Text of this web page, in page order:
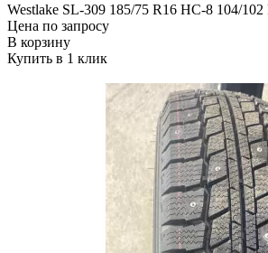
Westlake SL-309 185/75 R16 HC-8 104/
Цена по запросу
В корзину
Купить в 1 клик